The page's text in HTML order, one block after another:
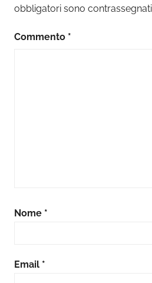
obbligatori sono contrassegnati
Commento *
Nome *
Email *